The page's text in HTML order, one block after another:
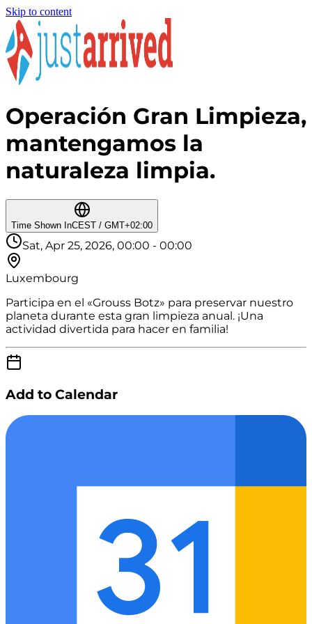
Skip to content
Operación Gran Limpieza,
mantengamos la
naturaleza limpia.
Time Shown InCEST / GMT+02:00
Sat, Apr 25, 2026, 00:00 - 00:00
Luxembourg
Participa en el «Grouss Botz» para preservar nuestro
planeta durante esta gran limpieza anual. ¡Una
actividad divertida para hacer en familia!
Add to Calendar